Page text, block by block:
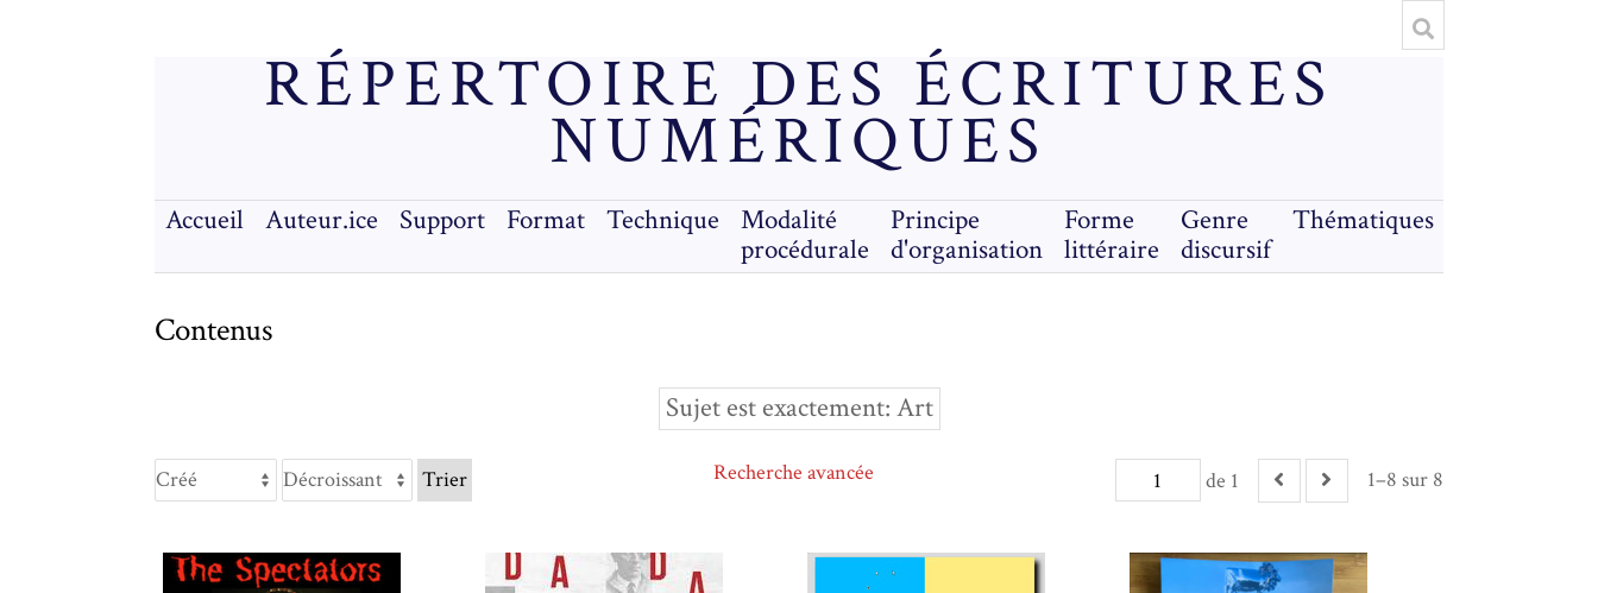
RÉPERTOIRE DES ÉCRITURES
NUMÉRIQUES
Accueil Auteur.ice Support Format Technique
Modalité
procédurale
Principe
d'organisation
Forme
littéraire
Genre
discursif
Thématiques
Contenus
Sujet est exactement Art
de 1 1–8 sur 8
Recherche avancée
Trier